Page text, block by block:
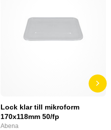
Lock klar till mikroform
170x118mm 50/fp
Abena